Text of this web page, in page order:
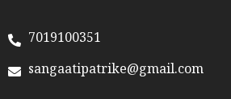
7019100351
sangaatipatrike@gmail.com